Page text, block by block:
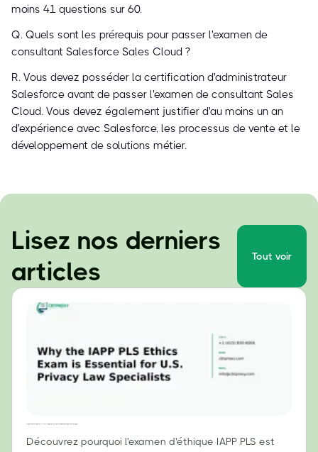
moins 41 questions sur 60.
Q. Quels sont les prérequis pour passer l'examen de
consultant Salesforce Sales Cloud ?
R. Vous devez posséder la certification d'administrateur
Salesforce avant de passer l'examen de consultant Sales
Cloud. Vous devez également justifier d'au moins un an
d'expérience avec Salesforce, les processus de vente et le
développement de solutions métier.
Lisez nos derniers
articles
Tout voir
Découvrez pourquoi l'examen d'éthique IAPP PLS est